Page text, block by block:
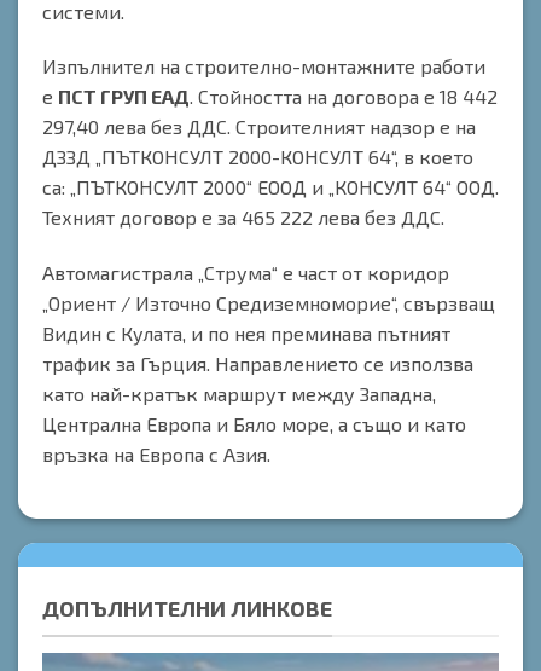
системи.
Изпълнител на строително-монтажните работи
е ПСТ ГРУП ЕАД. Стойността на договора е 18 442
297,40 лева без ДДС. Строителният надзор е на
ДЗЗД „ПЪТКОНСУЛТ 2000-КОНСУЛТ 64“, в което
са: „ПЪТКОНСУЛТ 2000“ ЕООД и „КОНСУЛТ 64“ ООД.
Техният договор е за 465 222 лева без ДДС.
Автомагистрала „Струма“ е част от коридор
„Ориент / Източно Средиземноморие“, свързващ
Видин с Кулата, и по нея преминава пътният
трафик за Гърция. Направлението се използва
като най-кратък маршрут между Западна,
Централна Европа и Бяло море, а също и като
връзка на Европа с Азия.
ДОПЪЛНИТЕЛНИ ЛИНКОВЕ